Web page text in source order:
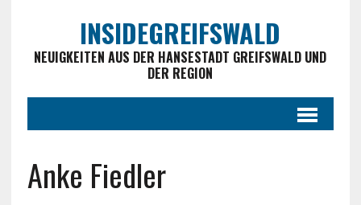
INSIDEGREIFSWALD
NEUIGKEITEN AUS DER HANSESTADT GREIFSWALD UND
DER REGION
Anke Fiedler